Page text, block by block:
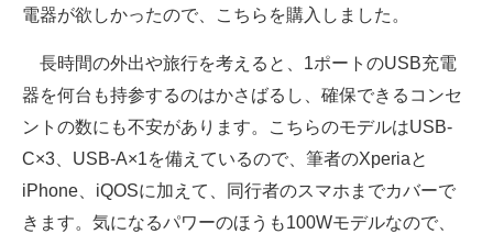
電器が欲しかったので、こちらを購入しました。
長時間の外出や旅行を考えると、1ポートのUSB充電
器を何台も持参するのはかさばるし、確保できるコンセ
ントの数にも不安があります。こちらのモデルはUSB-
C×3、USB-A×1を備えているので、筆者のXperiaと
iPhone、iQOSに加えて、同行者のスマホまでカバーで
きます。気になるパワーのほうも100Wモデルなので、